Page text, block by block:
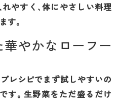
やすく、体にやさしい料理
す。
やかなローフー
レシピでまず試しやすいの
す。生野菜をただ盛るだけ